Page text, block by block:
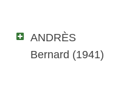
ANDRÈS
Bernard (1941)